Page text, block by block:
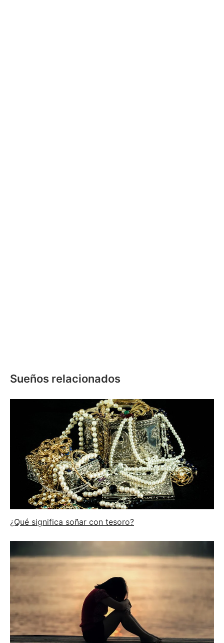
Sueños relacionados
¿Qué significa soñar con tesoro?